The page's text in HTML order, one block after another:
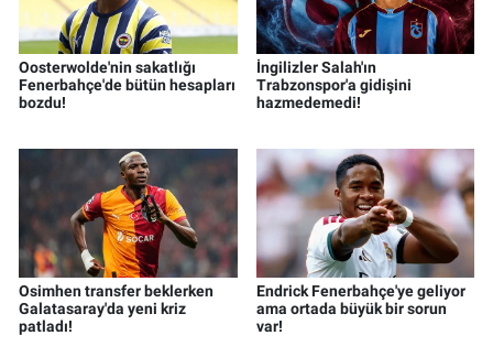
Oosterwolde'nin sakatlığı
Fenerbahçe'de bütün hesapları
bozdu!
İngilizler Salah'ın
Trabzonspor'a gidişini
hazmedemedi!
Osimhen transfer beklerken
Galatasaray'da yeni kriz
patladı!
Endrick Fenerbahçe'ye geliyor
ama ortada büyük bir sorun
var!